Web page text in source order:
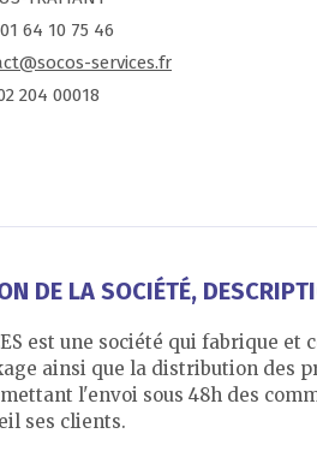
01 64 10 75 46
services.fr
204 00018
DE LA SOCIÉTÉ,
est une société qui fabrique
ainsi que la distribution des
l'envoi sous 48h des
ses clients.